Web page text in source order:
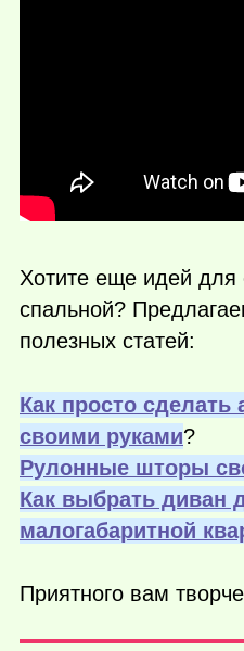
Хотите еще идей для
спальной?
полезных статей:
Как просто сделать
своими руками?
Рулонные шторы
Как выбрать диван
малогабаритной
Приятного вам